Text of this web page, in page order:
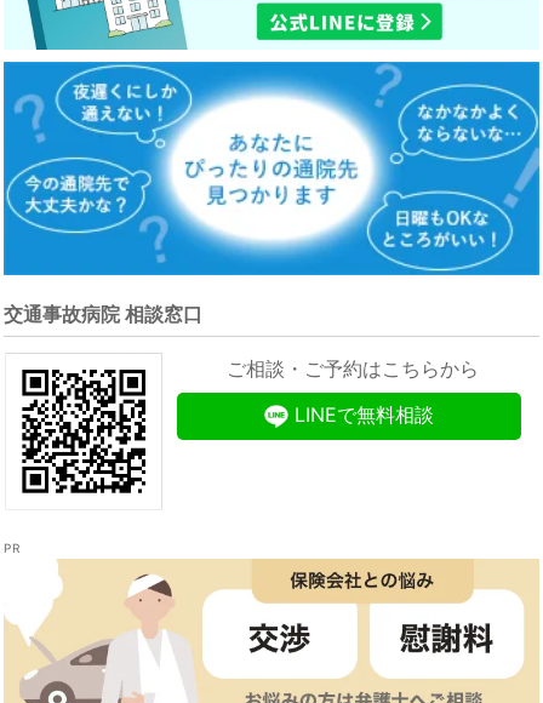
交通事故病院 相談窓口
ご相談・ご予約はこちらから
LINEで無料相談